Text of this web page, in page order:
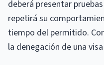
deberá presentar
repetirá su
tiempo del permitido.
la denegación de una